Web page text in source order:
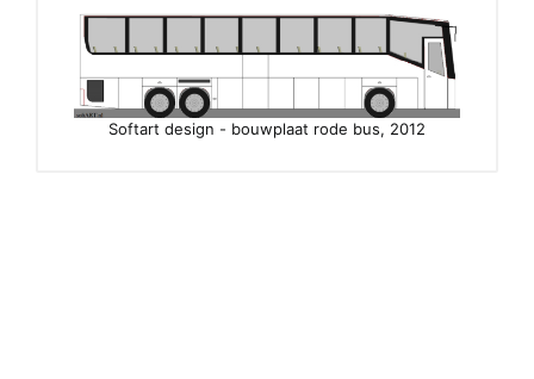
Softart design - bouwplaat rode bus, 2012